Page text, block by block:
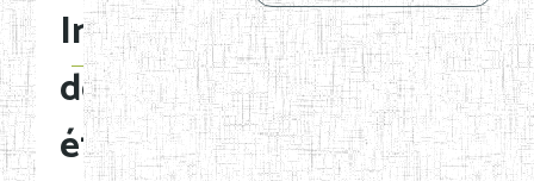
Immatriculation
des
établissements